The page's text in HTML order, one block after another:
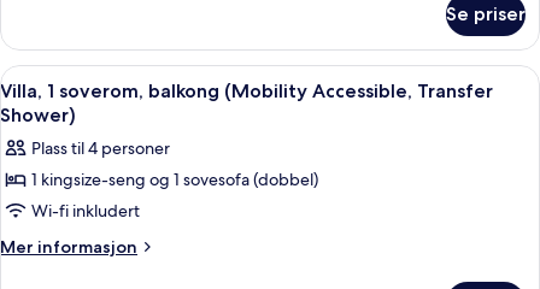
Accessible,
Roll-
In
Shower)
1
soverom,
balkong
(Mobility
Accessible,
Roll-
In
Shower)
Se priser
Åpne
alle
bildene
av
Villa,
1
soverom,
Flatskjerm-TV, DVD-spiller,
8
Villa, 1 soverom, balkong (Mobility Accessible, Transfer
Shower)
Plass til 4 personer
1 kingsize-seng og 1 sovesofa (dobbel)
Wi-fi inkludert
Mer informasjon
Mer